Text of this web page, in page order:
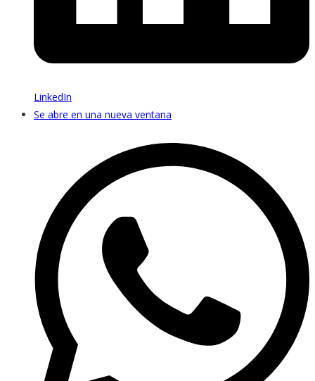
LinkedIn
Se abre en una nueva ventana